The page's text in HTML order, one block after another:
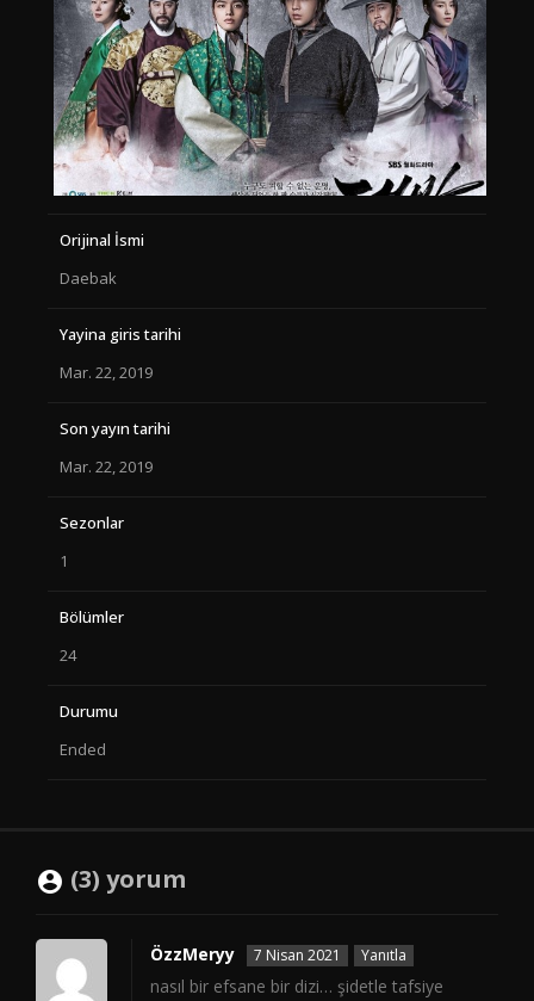
Orijinal İsmi
Daebak
Yayina giris tarihi
Mar. 22, 2019
Son yayın tarihi
Mar. 22, 2019
Sezonlar
1
Bölümler
24
Durumu
Ended
(3) yorum
ÖzzMeryy 7 Nisan 2021 Yanıtla
nasıl bir efsane bir dizi… şidetle tafsiye